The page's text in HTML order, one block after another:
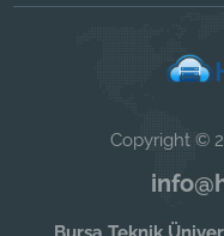
Copyright ©